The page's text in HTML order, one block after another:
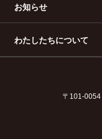
まちづくり
人づくり
お知らせ
わたしたちについて
〒101-0054